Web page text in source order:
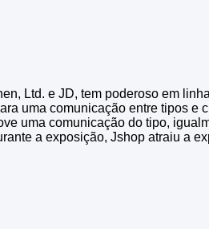
Ltd. e JD, tem poderoso em
uma comunicação entre tipos e
uma comunicação do tipo,
a exposição, Jshop atraiu a